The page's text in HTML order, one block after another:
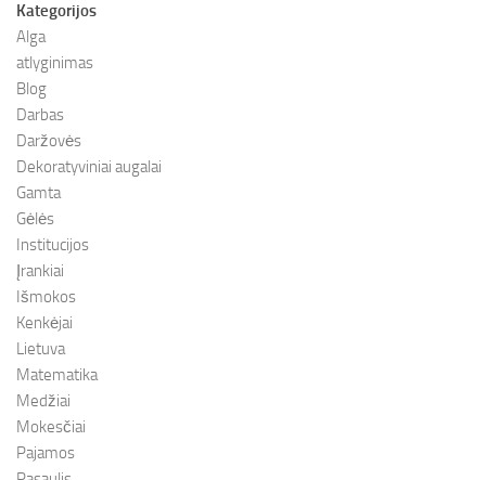
Kategorijos
Alga
atlyginimas
Blog
Darbas
Daržovės
Dekoratyviniai augalai
Gamta
Gėlės
Institucijos
Įrankiai
Išmokos
Kenkėjai
Lietuva
Matematika
Medžiai
Mokesčiai
Pajamos